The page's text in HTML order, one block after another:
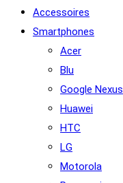
Accessoires
Smartphones
Acer
Blu
Google Nexus
Huawei
HTC
LG
Motorola